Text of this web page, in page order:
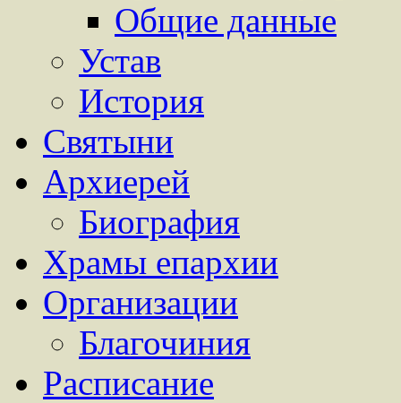
Общие данные
Устав
История
Святыни
Архиерей
Биография
Храмы епархии
Организации
Благочиния
Расписание